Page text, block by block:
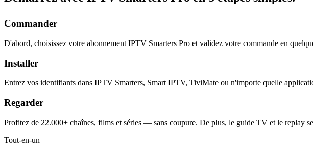
Commander
D'abord, choisissez votre abonnement IPTV Smarters Pro et validez votre commande en
Installer
Entrez vos identifiants dans IPTV Smarters, Smart IPTV, TiviMate ou n'importe quelle
Regarder
Profitez de 22.000+ chaînes, films et séries — sans coupure. De plus, le guide TV et le replay
Tout-en-un